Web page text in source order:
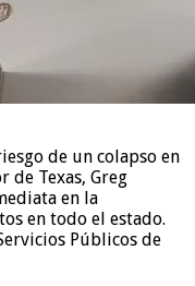
de un colapso en
de Texas, Greg
en la
en todo el estado.
Públicos de